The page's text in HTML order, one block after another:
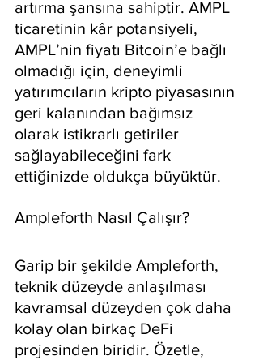
artırma şansına sahiptir. AMPL
ticaretinin kâr potansiyeli,
AMPL’nin fiyatı Bitcoin’e bağlı
olmadığı için, deneyimli
yatırımcıların kripto piyasasının
geri kalanından bağımsız
olarak istikrarlı getiriler
sağlayabileceğini fark
ettiğinizde oldukça büyüktür.
Ampleforth Nasıl Çalışır?
Garip bir şekilde Ampleforth,
teknik düzeyde anlaşılması
kavramsal düzeyden çok daha
kolay olan birkaç DeFi
projesinden biridir. Özetle,